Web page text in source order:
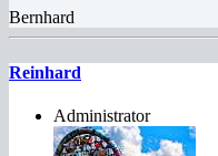
Bernhard
Reinhard
Administrator